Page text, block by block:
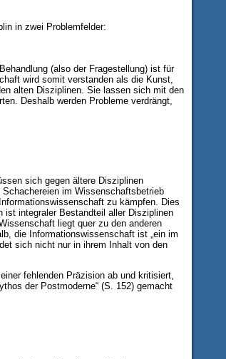
in zwei Problemfelder:
(also der Fragestellung) ist für
wird somit verstanden als die Kunst,
alten Disziplinen. Sie lassen sich mit den
Deshalb werden Probleme verdrängt,
sich gegen ältere Disziplinen
im Wissenschaftsbetrieb
zu kämpfen. Dies
ist integraler Bestandteil aller Disziplinen
liegt quer zu den anderen
die Informationswissenschaft ist „ein im
sich nicht nur in ihrem Inhalt von den
fehlenden Präzision ab und kritisiert,
der Postmoderne“ (S. 152) gemacht